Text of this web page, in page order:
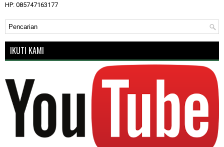
HP: 085747163177
IKUTI KAMI